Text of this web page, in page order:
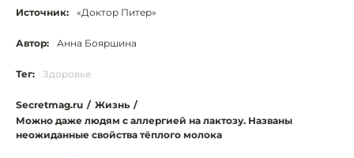
Источник: «Доктор Питер»
Автор: Анна Бояршина
Тег: Здоровье
Secretmag.ru / Жизнь /
Можно даже людям с аллергией на лактозу. Названы
неожиданные свойства тёплого молока